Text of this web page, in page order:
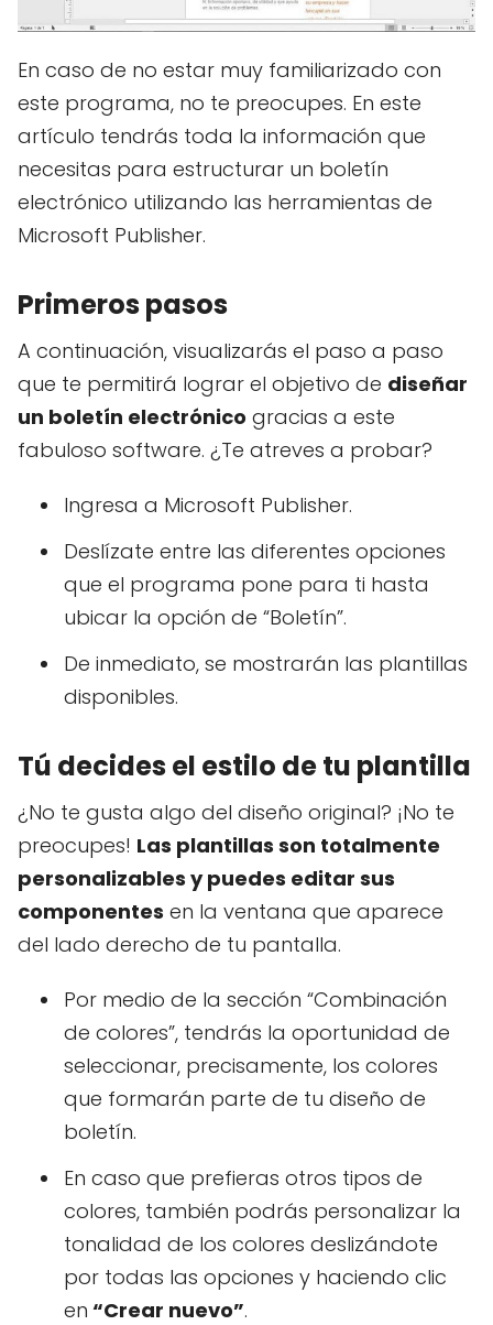
En caso de no estar muy familiarizado con
este programa, no te preocupes. En este
artículo tendrás toda la información que
necesitas para estructurar un boletín
electrónico utilizando las herramientas de
Microsoft Publisher.
Primeros pasos
A continuación, visualizarás el paso a paso
que te permitirá lograr el objetivo de diseñar
un boletín electrónico gracias a este
fabuloso software. ¿Te atreves a probar?
Ingresa a Microsoft Publisher.
Deslízate entre las diferentes opciones
que el programa pone para ti hasta
ubicar la opción de “Boletín”.
De inmediato, se mostrarán las plantillas
disponibles.
Tú decides el estilo de tu plantilla
¿No te gusta algo del diseño original? ¡No te
preocupes! Las plantillas son totalmente
personalizables y puedes editar sus
componentes en la ventana que aparece
del lado derecho de tu pantalla.
Por medio de la sección “Combinación
de colores”, tendrás la oportunidad de
seleccionar, precisamente, los colores
que formarán parte de tu diseño de
boletín.
En caso que prefieras otros tipos de
colores, también podrás personalizar la
tonalidad de los colores deslizándote
por todas las opciones y haciendo clic
en “Crear nuevo”.